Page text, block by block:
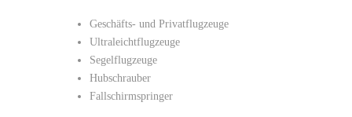
Geschäfts- und Privatflugzeuge
Ultraleichtflugzeuge
Segelflugzeuge
Hubschrauber
Fallschirmspringer